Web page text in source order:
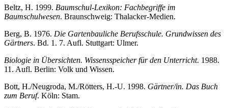
Beltz, H. 1999. Baumschul-Lexikon: Fachbegriffe im
Baumschulwesen. Braunschweig: Thalacker-Medien.
Berg, B. 1976. Die Gartenbauliche Berufsschule. Grundwissen des
Gärtners. Bd. 1. 7. Aufl. Stuttgart: Ulmer.
Biologie in Übersichten. Wissensspeicher für den Unterricht. 1988.
11. Aufl. Berlin: Volk und Wissen.
Bott, H./Neugroda, M./Rötters, H.-U. 1998. Gärtner/in. Das Buch
zum Beruf. Köln: Stam.